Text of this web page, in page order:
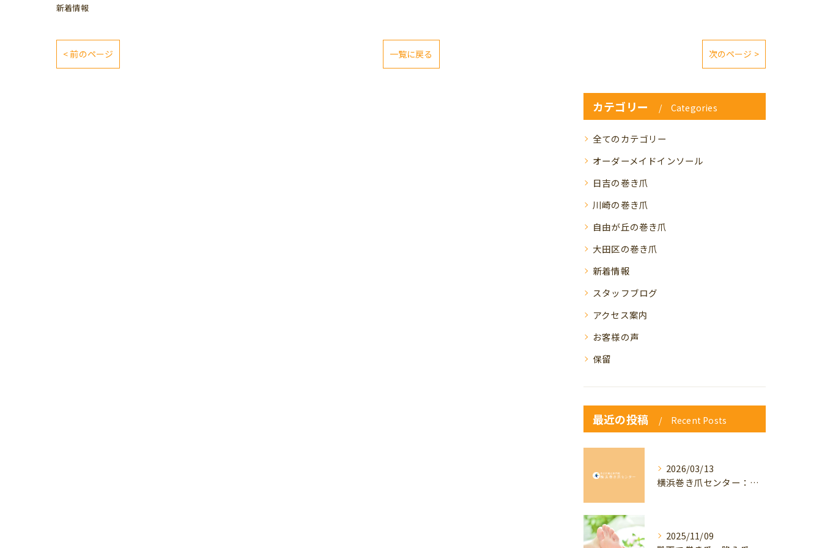
新着情報
< 前のページ 一覧に戻る 次のページ >
カテゴリー Categories
全てのカテゴリー
オーダーメイドインソール
日吉の巻き爪
川崎の巻き爪
自由が丘の巻き爪
大田区の巻き爪
新着情報
スタッフブログ
アクセス案内
お客様の声
保留
最近の投稿 Recent Posts
2026/03/13
横浜巻き爪センター：専門家が答える「巻き爪・陥入爪」Q&A
2025/11/09